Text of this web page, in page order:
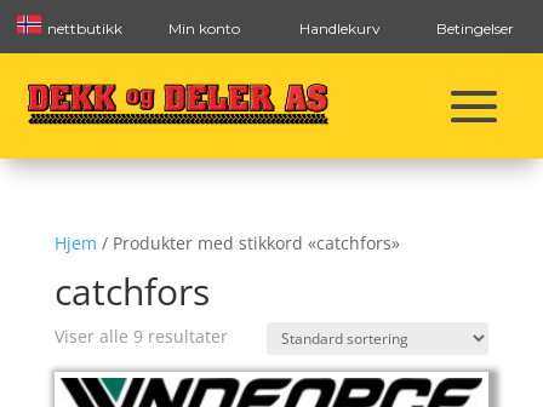
nettbutikk Min konto Handlekurv Betingelser
Hjem / Produkter med stikkord «catchfors»
catchfors
Viser alle 9 resultater